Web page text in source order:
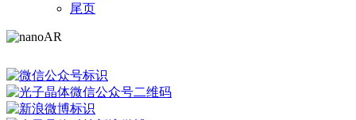
尾页